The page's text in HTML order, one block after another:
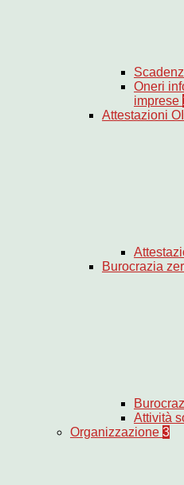
Oneri
imprese
Attestazioni
Burocrazia
Attività
Organizzazione 3